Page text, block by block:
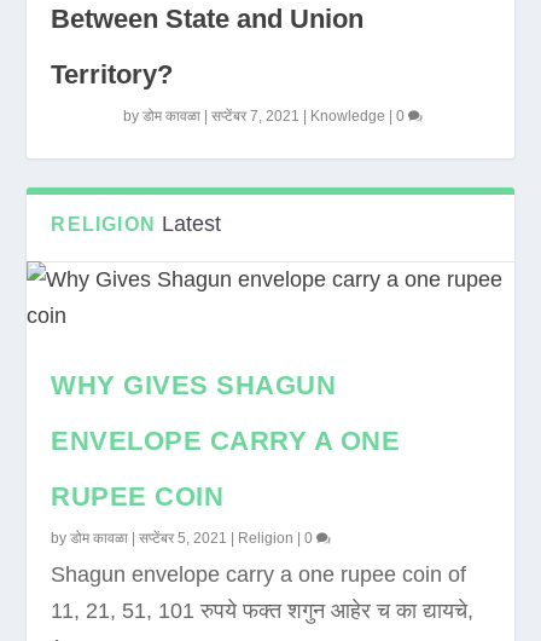
Between State and Union
Territory?
byडोम कावळा |सप्टेंबर 7, 2021 Knowledge |0
RELIGION Latest
WHY GIVES SHAGUN
ENVELOPE CARRY A ONE
RUPEE COIN
byडोम कावळा |सप्टेंबर 5, 2021 Religion |0
Shagun envelope carry a one rupee coin of
11, 21, 51, 101 रुपये फक्त शगुन आहेर च का द्यायचे,